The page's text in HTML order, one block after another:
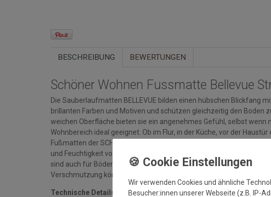
BESCHREIBUNG BEWERTUNGEN
Schöner Wohnen Fussmatte Bellevue
Die Sauberlaufmatten BELLEVUE bilden einen hübschen Blickfang
brillanten Farben und Motiven und schützen gleichzeitig den Boden
weichen Oberfläche bieten sie ein angenehmes Gefühl, selbst
Wohnbereich ideal geeignet. Ob im Flur, in der Küche, vor der
Fußmatten der SCHÖNER WOHNEN-Kollektion liegen überall
und Feuchtigkeit von den Schuhen, und die rutschfeste
sind auch für Böden mit Fußbodenheizung geeignet. Die
Verschmutzung können sie einfach bei 30 °C in der Waschmaschine
Technische Details:
Wir verwenden Cookies und ähnliche
Besucher:innen unserer Webseite (z.B. IP-